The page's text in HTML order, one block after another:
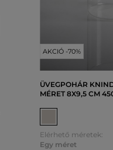
AKCIÓ -70%
ÜVEGPOHÁR
MÉRET 8X9,5 CM
Elérhető méretek:
Egy méret